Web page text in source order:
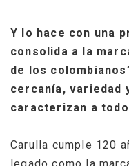
Y lo hace con una
consolida a la
de los
cercanía, variedad
caracterizan a
Carulla cumple 120